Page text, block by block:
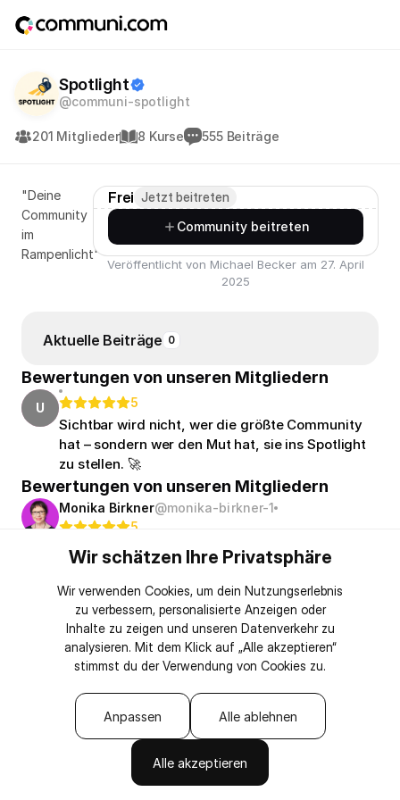
Spotlight
@communi-spotlight
201 Mitglieder 8 Kurse 555 Beiträge
"Deine
Community
im
Rampenlicht"
Frei Jetzt beitreten
Community beitreten
Veröffentlicht von Michael Becker am 27. April
2025
Aktuelle Beiträge 0
Bewertungen von unseren Mitgliedern
U 5
Sichtbar wird nicht, wer die größte Community
hat – sondern wer den Mut hat, sie ins Spotlight
zu stellen. 🚀
Bewertungen von unseren Mitgliedern
Monika Birkner@monika-birkner-1
5
Das ist eine ganz tolle Initiative, Michael Becker.
Zum einen wegen der Idee, mal zu schauen, was
mit den vorhandenen Möglichkeiten alles schon
machbar ist, bevor es irgendwann einen
offiziellen Marktplatz geben wird (echtes
Unternehmertum). Und dann auch wegen der
Philosophie hinter dem Ganzen: Verbindung
Bewertungen von unseren Mitgliedern
Corinna Agrusow
@corinna-agrusow
5
Ich merke gerade, wie ungewöhnlich dein Projekt
ist, lieber Michael Becker 🥰 Merkwürdig, oder?
Wir schätzen Ihre Privatsphäre
Wir verwenden Cookies, um dein Nutzungserlebnis
zu verbessern, personalisierte Anzeigen oder
Inhalte zu zeigen und unseren Datenverkehr zu
analysieren. Mit dem Klick auf „Alle akzeptieren“
stimmst du der Verwendung von Cookies zu.
Anpassen Alle ablehnen
Alle akzeptieren